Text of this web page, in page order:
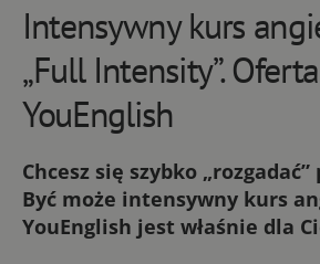
Intensywny kurs
„Full Intensity”. Oferta
YouEnglish
Chcesz się szybko
Być może intensywny kurs
YouEnglish jest właśnie dla